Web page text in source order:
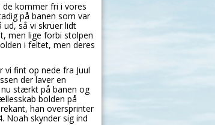
de kommer fri i vores
på banen som var
ud, så vi skruer lidt
men lige forbi stolpen
i feltet, men deres
fint op nede fra Juul
der laver en
stærkt på banen og
bolden på
han oversprinter
Noah skynder sig ind